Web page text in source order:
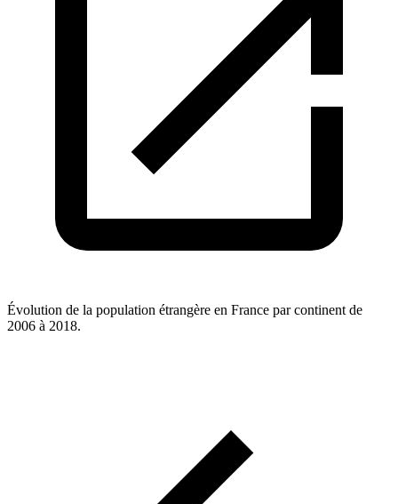
Évolution de la population étrangère en France par continent de
2006 à 2018.